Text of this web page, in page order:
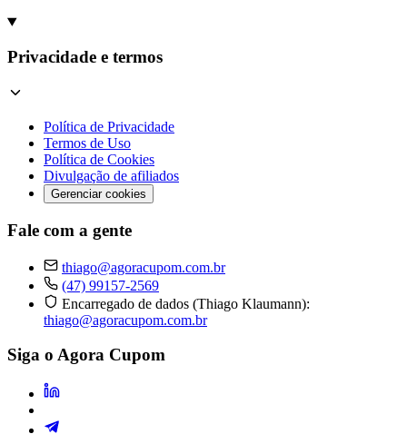
Privacidade e termos
Política de Privacidade
Termos de Uso
Política de Cookies
Divulgação de afiliados
Gerenciar cookies
Fale com a gente
thiago@agoracupom.com.br
(47) 99157-2569
Encarregado de dados (Thiago Klaumann):
thiago@agoracupom.com.br
Siga o Agora Cupom